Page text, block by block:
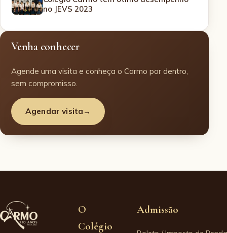
no JEVS 2023
Venha conhecer
Agende uma visita e conheça o Carmo por dentro,
sem compromisso.
Agendar visita →
O
Colégio
Admissão